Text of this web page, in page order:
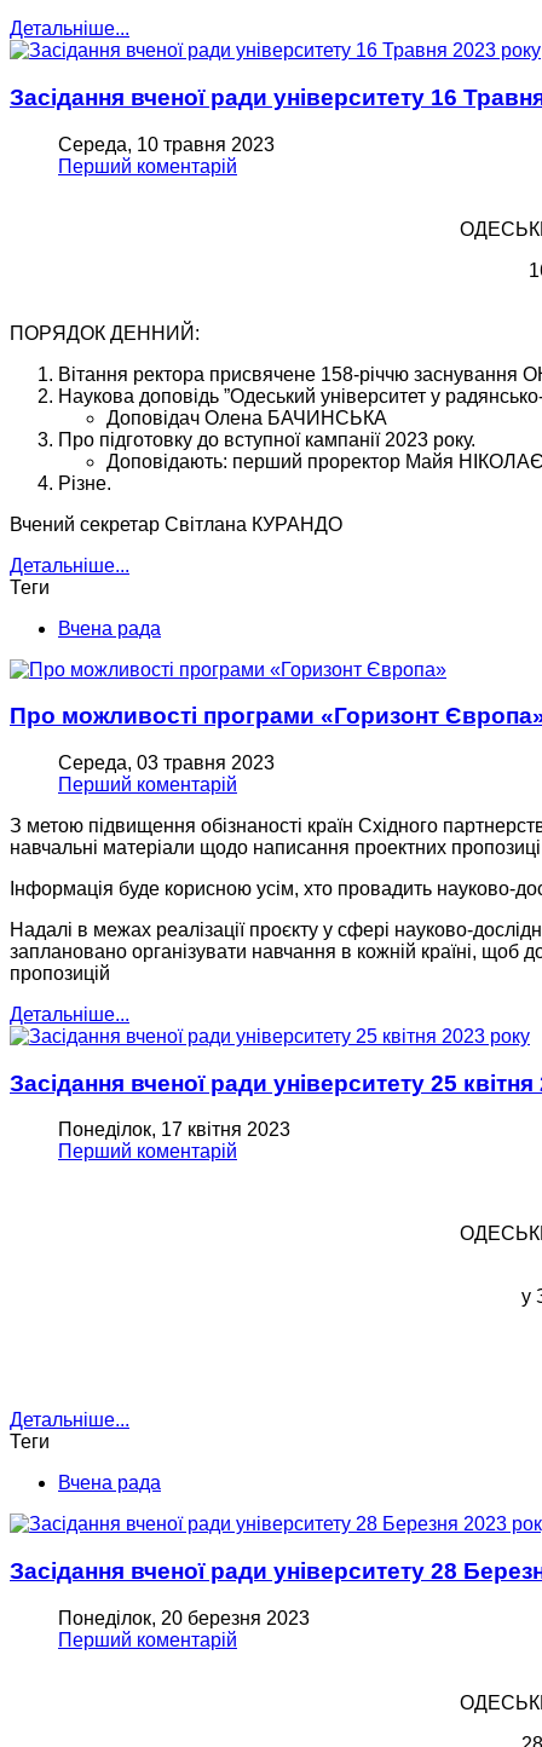
Детальніше...
Засідання вченої ради університету 16
Середа, 10 травня 2023
Перший коментарій
ПОРЯДОК ДЕННИЙ:
Вітання ректора присвячене 158-річчю заснування
Наукова доповідь ”Одеський університет у
Доповідач Олена БАЧИНСЬКА
Про підготовку до вступної кампанії 2023 року.
Доповідають: перший проректор Майя
Різне.
Вчений секретар Світлана КУРАНДО
Детальніше...
Теги
Вчена рада
Про можливості програми «Горизонт
Середа, 03 травня 2023
Перший коментарій
З метою підвищення обізнаності країн Східного
навчальні матеріали щодо написання проектних
Інформація буде корисною усім, хто провадить науково-
Надалі в межах реалізації проєкту у сфері науково-
заплановано організувати навчання в кожній країні, щоб
пропозицій
Детальніше...
Засідання вченої ради університету 25
Понеділок, 17 квітня 2023
Перший коментарій
у
Детальніше...
Теги
Вчена рада
Засідання вченої ради університету 28
Понеділок, 20 березня 2023
Перший коментарій